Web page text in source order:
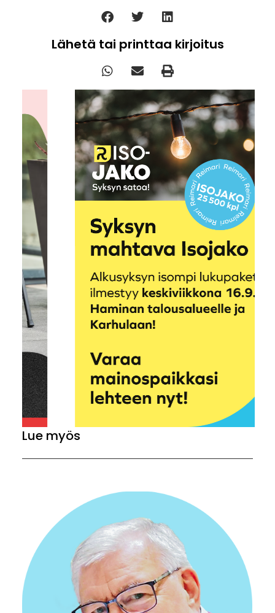
Lähetä tai printtaa kirjoitus
Lue myös